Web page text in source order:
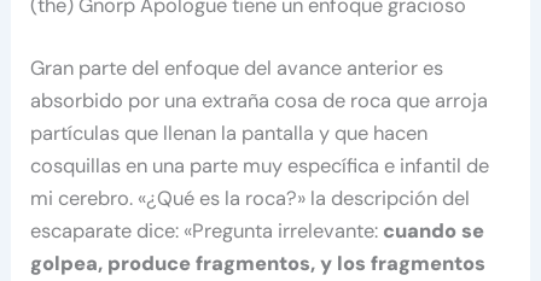
(the) Gnorp Apologue tiene un enfoque gracioso
Gran parte del enfoque del avance anterior es
absorbido por una extraña cosa de roca que arroja
partículas que llenan la pantalla y que hacen
cosquillas en una parte muy específica e infantil de
mi cerebro. «¿Qué es la roca?» la descripción del
escaparate dice: «Pregunta irrelevante: cuando se
golpea, produce fragmentos, y los fragmentos